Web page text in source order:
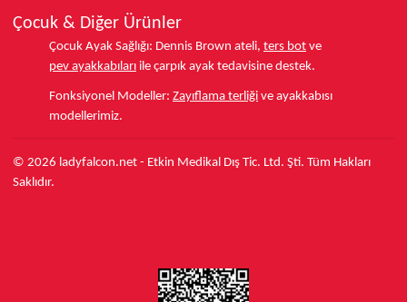
Çocuk & Diğer Ürünler
Çocuk Ayak Sağlığı: Dennis Brown ateli, ters bot ve
pev ayakkabıları ile çarpık ayak tedavisine destek.
Fonksiyonel Modeller: Zayıflama terliği ve ayakkabısı
modellerimiz.
© 2026 ladyfalcon.net - Etkin Medikal Dış Tic. Ltd. Şti. Tüm Hakları
Saklıdır.